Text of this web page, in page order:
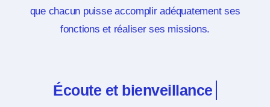
que chacun puisse accomplir adéquatement ses
fonctions et réaliser ses missions.